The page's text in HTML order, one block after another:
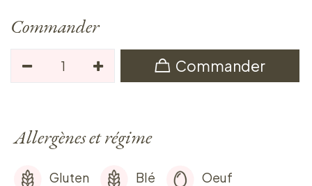
Commander
Commander
Allergènes et régime
Gluten Blé Oeuf